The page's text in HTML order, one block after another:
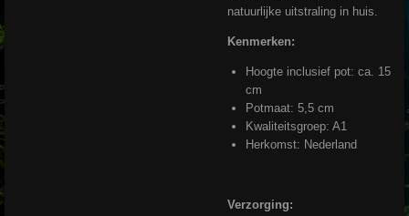
natuurlijke uitstraling in huis.
Kenmerken:
Hoogte inclusief pot: ca. 15
cm
Potmaat: 5,5 cm
Kwaliteitsgroep: A1
Herkomst: Nederland
Verzorging: